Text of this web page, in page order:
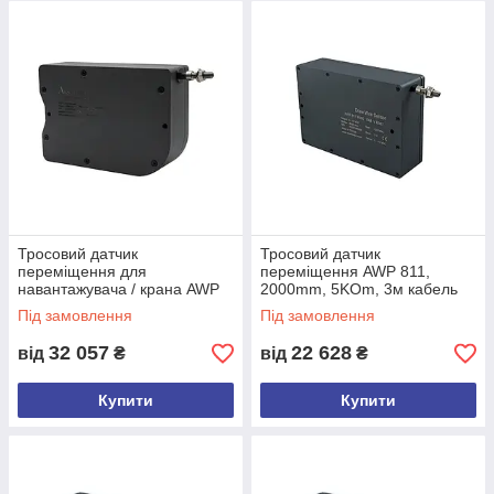
автоматичному змотуванні вимірювального троса з
нержавіючої сталі. Лінійне переміщення
перетворюється на електричний сигнал, який може
передаватися до ПЛК, контролерів, систем моніторингу
або іншого обладнання керування.
Серія AWP 800 підтримує різні типи вихідних сигналів,
CANopenдля інтеграції в сучасні промислові мережі.
Для відповідальних застосувань доступні моделі з
резервованим виходом.
Тросовий датчик
переміщення для
навантажувача / крана AWP
820, 6000mm, 5KOm, 3м
кабель
Під замовлення
від 32 057 ₴
Купити
Тросовий датчик
переміщення AWP 811,
2000mm, 5KOm, 3м кабель
Під замовлення
від 22 628 ₴
Купити